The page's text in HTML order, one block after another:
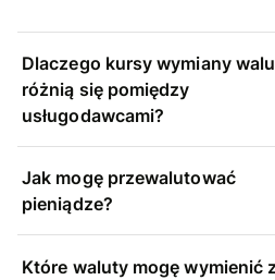
Dlaczego kursy wymiany
różnią się pomiędzy
usługodawcami?
Jak mogę przewalutować
pieniądze?
Które waluty mogę wymienić